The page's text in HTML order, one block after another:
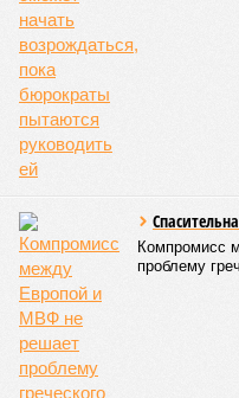
Компромисс
проблему